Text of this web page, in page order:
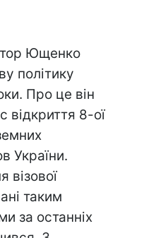
Ющенко
політику
Про це він
відкриття 8-ої
України.
таким
за останніх